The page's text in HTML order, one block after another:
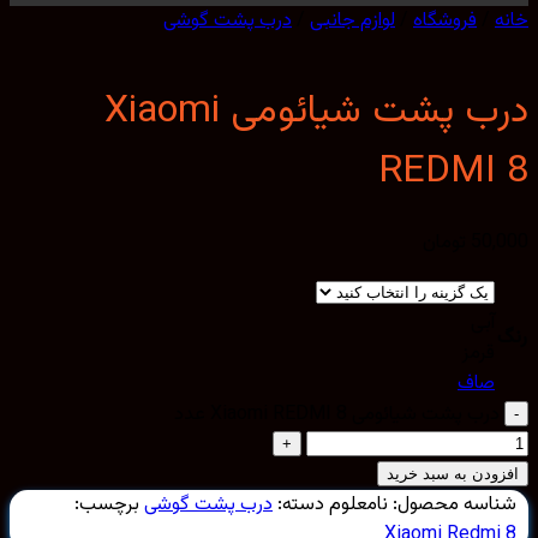
/فروشگاه/لوازم جانبی/درب پشت گوشی
درب پشت شیائومی Xiaomi
درب پشت شیائومی Xiaomi REDMI 8 عدد
به سبد خرید
محصول:نامعلومدسته:درب پشت گوشیبرچسب: